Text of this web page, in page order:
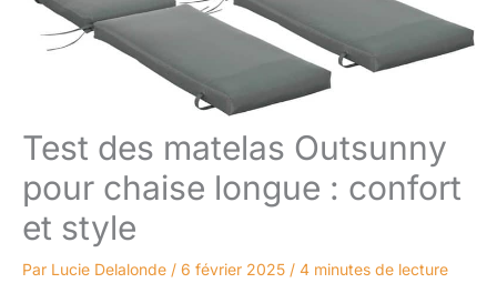
Test des matelas Outsunny
pour chaise longue : confort
et style
Par Lucie Delalonde / 6 février 2025 / 4 minutes de lecture